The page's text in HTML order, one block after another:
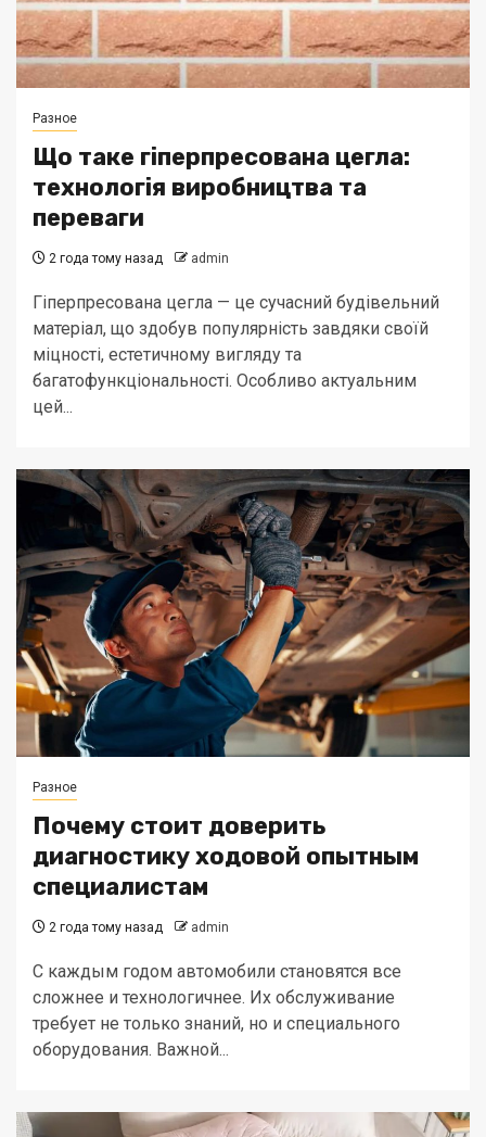
Разное
Що таке гіперпресована цегла:
технологія виробництва та
переваги
2 года тому назад admin
Гіперпресована цегла — це сучасний будівельний
матеріал, що здобув популярність завдяки своїй
міцності, естетичному вигляду та
багатофункціональності. Особливо актуальним
цей...
Разное
Почему стоит доверить
диагностику ходовой опытным
специалистам
2 года тому назад admin
С каждым годом автомобили становятся все
сложнее и технологичнее. Их обслуживание
требует не только знаний, но и специального
оборудования. Важной...